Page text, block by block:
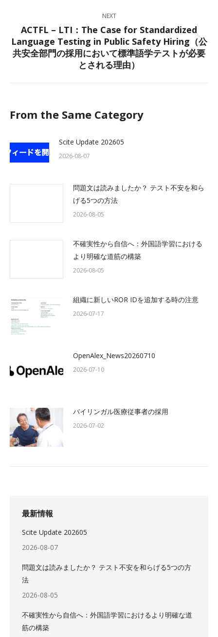
NEXT
Next
post:
ACTFL – LTI：The Case for Standardized
Language Testing in Public Safety Hiring（公
共安全部門の採用において標準語学テストが必要
とされる理由）
From the Same Category
Scite Update 202605
2026-08-07
問題文は読みましたか？ テスト不安を和ら
げる5つの方法
2026-08-05
不確実性から自信へ：外国語学習における
より明確な道筋の構築
2026-08-05
組織に新しいROR IDを追加する時の注意
2026-07-17
OpenAlex_News20260710
2026-07-10
バイリンガル医療従事者の採用
2026-07-02
最新情報
Scite Update 202605
2026-08-07
問題文は読みましたか？ テスト不安を和らげる5つの方
法
2026-08-05
不確実性から自信へ：外国語学習におけるより明確な道
筋の構築